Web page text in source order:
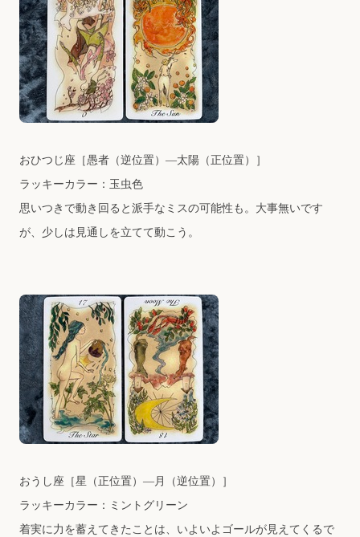
おひつじ座 ［愚者（逆位置）―太陽（正位置）］
ラッキーカラー：玉虫色
思いつきで動き回ると派手なミスの可能性も。大事無いです
が、少しは見通しを立てて動こう。
おうし座 ［星（正位置）―月（逆位置）］
ラッキーカラー：ミントグリーン
着実に力を蓄えてきたことは、いよいよゴールが見えてくるで